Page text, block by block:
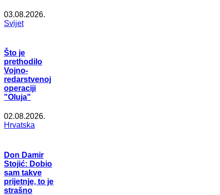
03.08.2026.
Svijet
Što je
prethodilo
Vojno-
redarstvenoj
operaciji
"Oluja"
02.08.2026.
Hrvatska
Don Damir
Stojić: Dobio
sam takve
prijetnje, to je
strašno